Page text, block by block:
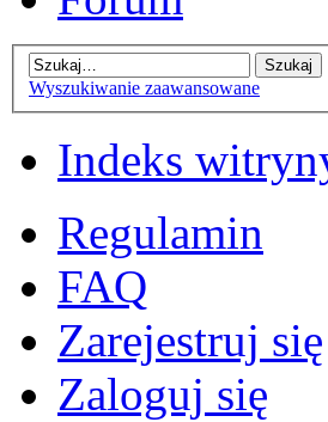
Wyszukiwanie zaawansowane
Indeks
Regulamin
FAQ
Zarejestruj się
Zaloguj się